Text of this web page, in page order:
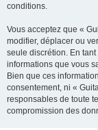
conditions.
Vous acceptez que «
modifier, déplacer ou
seule discrétion. En
informations que vous
Bien que ces
consentement, ni «
responsables de toute
compromission des